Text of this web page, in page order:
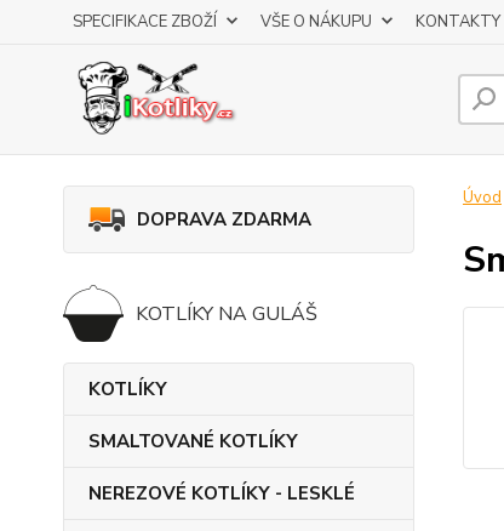
SPECIFIKACE ZBOŽÍ VŠE O NÁKUPU KONTAKTY
DOPRAVA ZDARMA
KOTLÍKY NA GULÁŠ
KOTLÍKY
SMALTOVANÉ KOTLÍKY
NEREZOVÉ KOTLÍKY - LESKLÉ
Úvod